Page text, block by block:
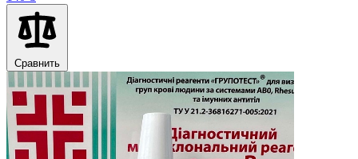
Сравнить